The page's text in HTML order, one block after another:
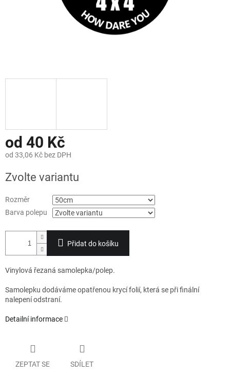
od 40 Kč
od 33,06 Kč bez DPH
cena:
Zvolte variantu
Rozměr
Barva polepu
Přidat do košíku
Vinylová řezaná samolepka/polep.
Samolepku dodáváme opatřenou krycí folií, která se při finální
nalepení odstraní.
Detailní informace
ZEPTAT SE SDÍLET